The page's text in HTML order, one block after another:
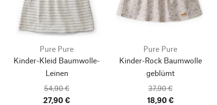
Pure Pure
Kinder-Kleid Baumwolle-
Leinen
54,90 €
27,90 €
Pure Pure
Kinder-Rock Baumwolle
geblümt
37,90 €
18,90 €